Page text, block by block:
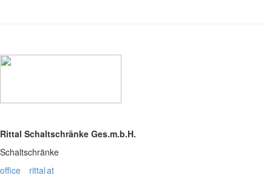
Rittal Schaltschränke Ges.m.b.H.
Schaltschränke
office
rittalat